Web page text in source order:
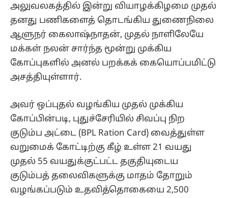
அலுவலகத்தில் இன்று வியாழக்கிழமை முதல்
தனது பணிகளைத் தொடங்கிய துணைநிலை
ஆளுநர் கைலாஷ்நாதன், முதல் நாளிலேயே
மக்கள் நலன் சார்ந்த மூன்று முக்கிய
கோப்புகளில் அனல் பறக்கக் கையொப்பமிட்டு
அசத்தியுள்ளார்.
அவர் ஒப்புதல் வழங்கிய முதல் முக்கிய
கோப்பின்படி, புதுச்சேரியில் சிவப்பு நிற
குடும்ப அட்டை (BPL Ration Card) வைத்துள்ள
வறுமைக் கோட்டிற்கு கீழ் உள்ள 21 வயது
முதல் 55 வயதுக்குட்பட்ட தகுதியுடைய
குடும்பத் தலைவிகளுக்கு மாதம் தோறும்
வழங்கப்படும் உதவித்தொகையை 2,500